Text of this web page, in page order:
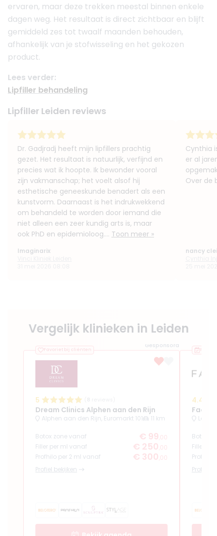
ervaren, maar deze trekken meestal binnen enkele
dagen weg. Het resultaat is direct zichtbaar en blijft
gemiddeld zes tot twaalf maanden behouden,
afhankelijk van je stofwisseling en het gekozen
product.
Lees verder:
Lipfiller behandeling
Lipfiller Leiden reviews
Dr. Gadjradj heeft mijn lipfillers prachtig
gezet. Het resultaat is natuurlijk, verfijnd en
precies wat ik hoopte. Ik bewonder vooral
zijn vakmanschap; het voelt alsof hij
esthetische geneeskunde benadert als een
kunstvorm. Daarnaast is het indrukwekkend
om behandeld te worden door iemand die
niet alleen een zeer kundig arts is, maar
ook PhD en epidemioloog.... Toon meer »
Imaginarix
Cynthia
er al
Over de
nancy
Vergelijk klinieken in Leiden
Gesponsord
Favoriet bij cliënten
5
Dream Clinics Alphen aan den Rijn
Alphen aan den Rijn, Euromarkt 101 11 km
Botox zone vanaf € 99 ,00
Filler per ml vanaf
€ 250 ,00
Profhilo per 2 ml vanaf
€ 300 ,00
Profiel bekijken
4.4
Botox
Filler
Profhilo
Profiel